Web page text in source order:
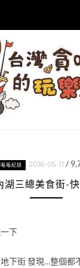
喝紀錄 2016-05-11 /
湖三總美食街-
下
下街 發現…整個都